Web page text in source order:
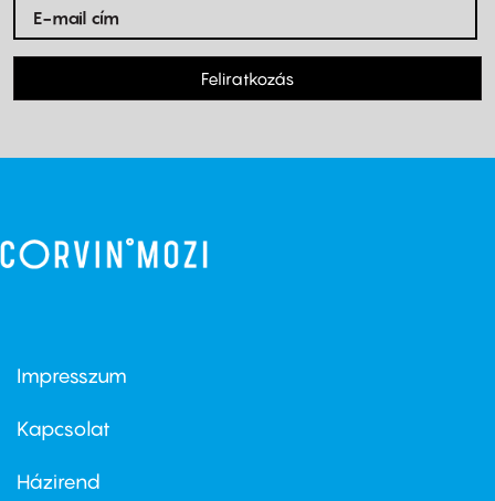
Feliratkozás
Footer
first
Impresszum
Kapcsolat
Footer
Házirend